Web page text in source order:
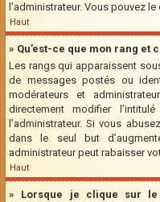
l’administrateur. Vous pouvez
Haut
» Qu’est-ce que mon rang et
Les rangs qui apparaissent
de messages postés ou
modérateurs et
directement modifier
l’administrateur. Si vous
dans le seul but
administrateur peut rabaisser
Haut
» Lorsque je clique sur